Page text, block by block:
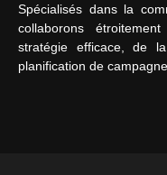
Spécialisés dans la
collaborons
stratégie efficace, de
planification de